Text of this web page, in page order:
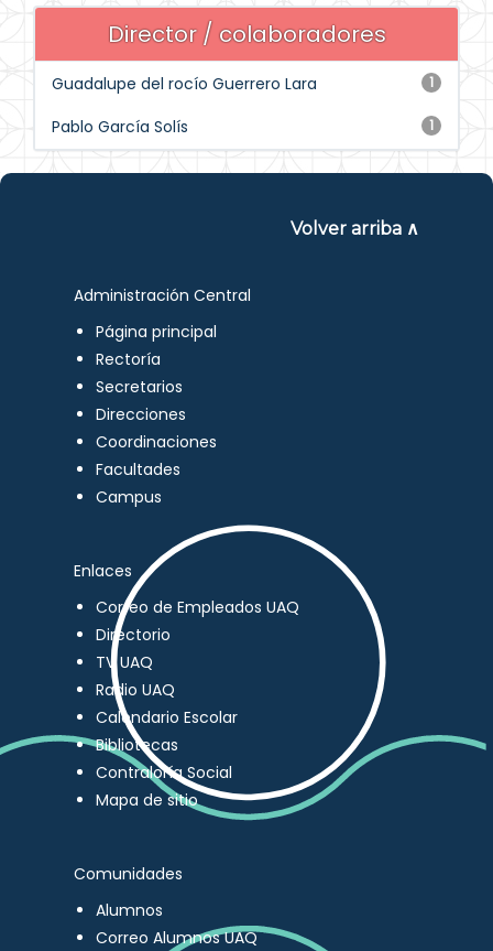
Director / colaboradores
1
Guadalupe del rocío Guerrero Lara
1
Pablo García Solís
Volver arriba ∧
Administración Central
Página principal
Rectoría
Secretarios
Direcciones
Coordinaciones
Facultades
Campus
Enlaces
Correo de Empleados UAQ
Directorio
TV UAQ
Radio UAQ
Calendario Escolar
Bibliotecas
Contraloría Social
Mapa de sitio
Comunidades
Alumnos
Correo Alumnos UAQ